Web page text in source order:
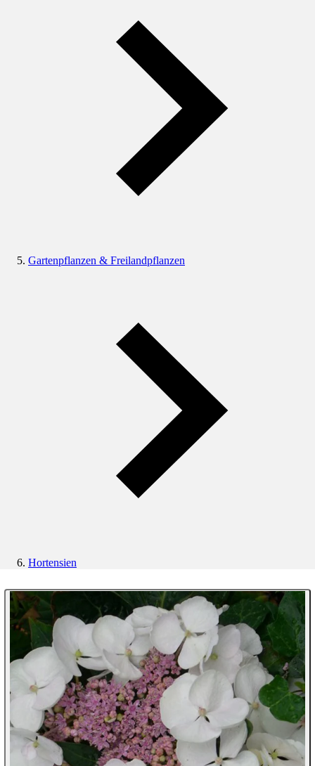
Gartenpflanzen & Freilandpflanzen
Hortensien